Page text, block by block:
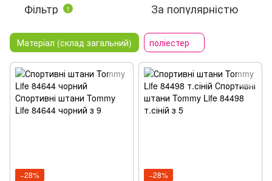
Фільтр 1 За популярністю
Матеріал (склад загальний) поліестер
−28% −28%